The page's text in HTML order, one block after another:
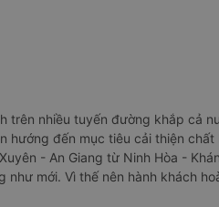
trên nhiều tuyến đường khắp cả
hướng đến mục tiêu cải thiện
- An Giang từ Ninh Hòa -
mới. Vì thế nên hành khách